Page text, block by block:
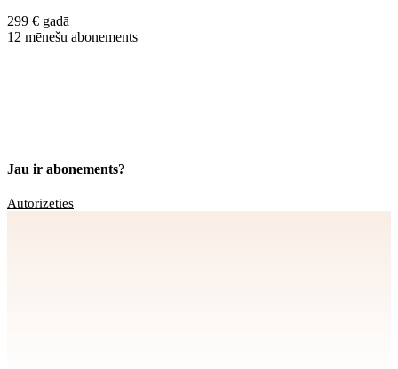
299 € gadā
12 mēnešu abonements
Jau ir abonements?
Autorizēties